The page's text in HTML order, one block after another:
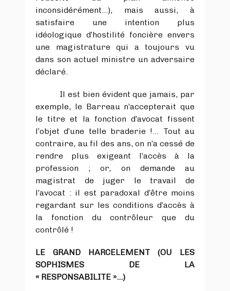
inconsidérément…), mais aussi, à
satisfaire une intention plus
idéologique d’hostilité foncière envers
une magistrature qui a toujours vu
dans son actuel ministre un adversaire
déclaré.
Il est bien évident que jamais, par
exemple, le Barreau n’accepterait que
le titre et la fonction d’avocat fissent
l’objet d’une telle braderie !... Tout au
contraire, au fil des ans, on n’a cessé de
rendre plus exigeant l’accès à la
profession ; or, on demande au
magistrat de juger le travail de
l’avocat : il est paradoxal d’être moins
regardant sur les conditions d’accès à
la fonction du contrôleur que du
contrôlé !
LE GRAND HARCELEMENT (OU LES
SOPHISMES DE LA
« RESPONSABILITE »…)